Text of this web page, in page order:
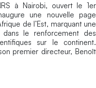
à Nairobi, ouvert le 1er
une nouvelle page
de l’Est, marquant une
dans le renforcement des
sur le continent.
premier directeur, Benoît